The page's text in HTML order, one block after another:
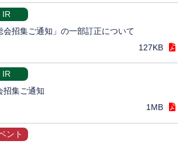
IR
会招集ご通知」の一部訂正について
127KB
IR
招集ご通知
1MB
ント